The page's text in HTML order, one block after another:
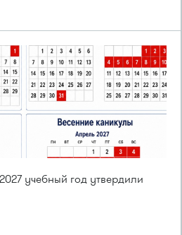
учебный год утвердили